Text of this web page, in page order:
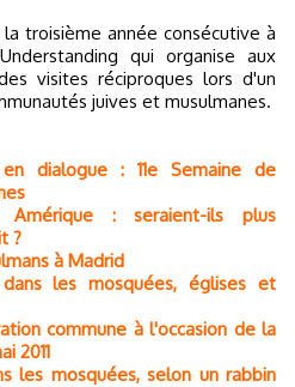
la troisième année consécutive à
qui organise aux
visites réciproques lors d'un
juives et musulmanes.
dialogue : 11e Semaine de
: seraient-ils plus
?
à Madrid
les mosquées, églises et
commune à l'occasion de la
2011
les mosquées, selon un rabbin